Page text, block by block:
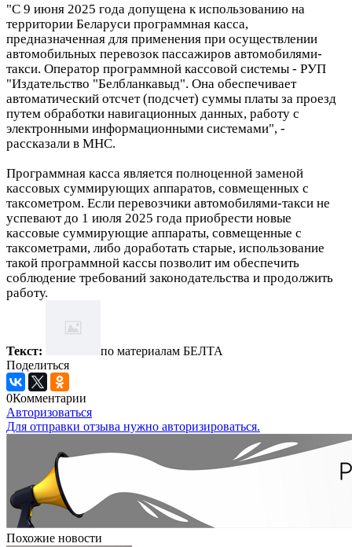
"С 9 июня 2025 года допущена к использованию на
территории Беларуси программная касса,
предназначенная для применения при осуществлении
автомобильных перевозок пассажиров автомобилями-
такси. Оператор программной кассовой системы - РУП
"Издательство "Белбланкавыд". Она обеспечивает
автоматический отсчет (подсчет) суммы платы за проезд
путем обработки навигационных данных, работу с
электронными информационными системами", -
рассказали в МНС.
Программная касса является полноценной заменой
кассовых суммирующих аппаратов, совмещенных с
таксометром. Если перевозчики автомобилями-такси не
успевают до 1 июля 2025 года приобрести новые
кассовые суммирующие аппараты, совмещенные с
таксометрами, либо доработать старые, использование
такой программной кассы позволит им обеспечить
соблюдение требований законодательства и продолжить
работу.
Текст:
по материалам БЕЛТА
Поделиться
0Комментарии
Авторизоваться
Для отправки отзыва нужно авторизироваться.
Похожие новости